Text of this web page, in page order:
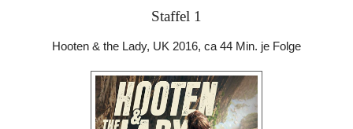
Staffel 1
Hooten & the Lady, UK 2016, ca 44 Min. je Folge